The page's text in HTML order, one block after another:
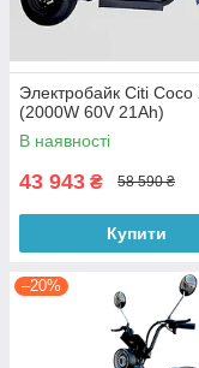
Электробайк Citi Coco
(2000W 60V 21Ah)
В наявності
43 943 ₴ 58 590 ₴
Купити
–20%